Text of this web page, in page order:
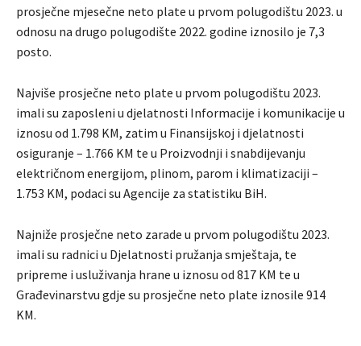
prosječne mjesečne neto plate u prvom polugodištu 2023. u
odnosu na drugo polugodište 2022. godine iznosilo je 7,3
posto.
Najviše prosječne neto plate u prvom polugodištu 2023.
imali su zaposleni u djelatnosti Informacije i komunikacije u
iznosu od 1.798 KM, zatim u Finansijskoj i djelatnosti
osiguranje – 1.766 KM te u Proizvodnji i snabdijevanju
električnom energijom, plinom, parom i klimatizaciji –
1.753 KM, podaci su Agencije za statistiku BiH.
Najniže prosječne neto zarade u prvom polugodištu 2023.
imali su radnici u Djelatnosti pružanja smještaja, te
pripreme i usluživanja hrane u iznosu od 817 KM te u
Građevinarstvu gdje su prosječne neto plate iznosile 914
KM.